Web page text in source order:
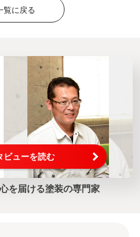
覧に戻る
ビューを読む
を届ける塗装の専門家